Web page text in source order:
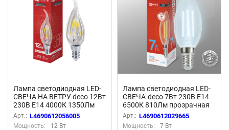
Лампа светодиодная LED-
СВЕЧА НА ВЕТРУ-deco 12Вт
230В Е14 4000К 1350Лм
прозрачная IN HOME
Арт.: L4690612056005
Мощность:
12 Вт
Лампа светодиодная LED-
СВЕЧА-deco 7Вт 230В Е14
6500К 810Лм прозрачная
IN HOME
Арт.: L4690612029665
Мощность:
7 Вт